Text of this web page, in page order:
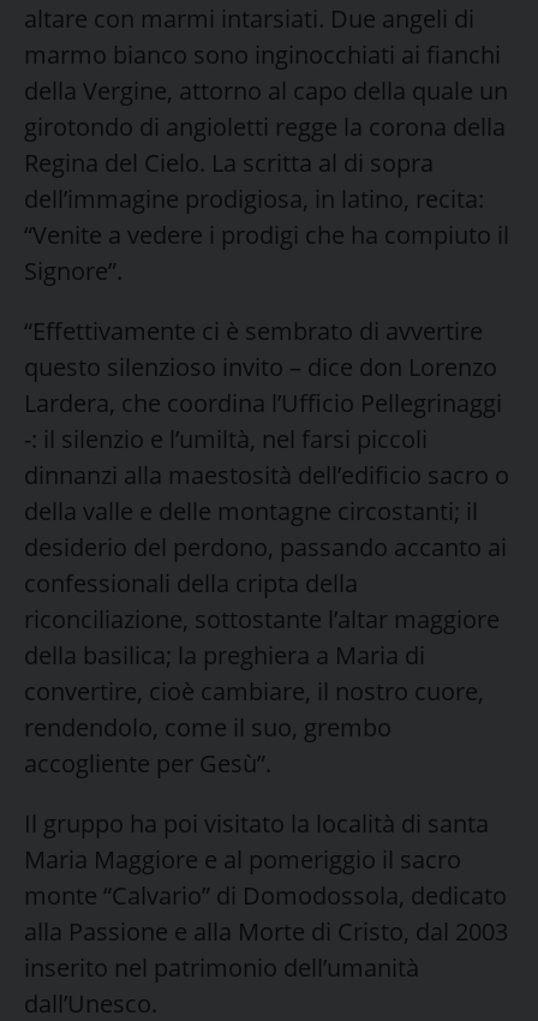
altare con marmi intarsiati. Due angeli di
marmo bianco sono inginocchiati ai fianchi
della Vergine, attorno al capo della quale un
girotondo di angioletti regge la corona della
Regina del Cielo. La scritta al di sopra
dell’immagine prodigiosa, in latino, recita:
“Venite a vedere i prodigi che ha compiuto il
Signore”.
“Effettivamente ci è sembrato di avvertire
questo silenzioso invito – dice don Lorenzo
Lardera, che coordina l’Ufficio Pellegrinaggi
-: il silenzio e l’umiltà, nel farsi piccoli
dinnanzi alla maestosità dell’edificio sacro o
della valle e delle montagne circostanti; il
desiderio del perdono, passando accanto ai
confessionali della cripta della
riconciliazione, sottostante l’altar maggiore
della basilica; la preghiera a Maria di
convertire, cioè cambiare, il nostro cuore,
rendendolo, come il suo, grembo
accogliente per Gesù”.
Il gruppo ha poi visitato la località di santa
Maria Maggiore e al pomeriggio il sacro
monte “Calvario” di Domodossola, dedicato
alla Passione e alla Morte di Cristo, dal 2003
inserito nel patrimonio dell’umanità
dall’Unesco.